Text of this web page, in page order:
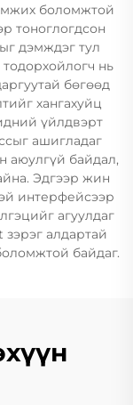
боломжтой
тоноглогдсон
дэмждэг тул
нь
бөгөөд
хангахуйц
үйлдвэрт
ашигладаг
аюулгүй байдал,
Эдгээр жин
интерфейсээр
агуулдаг
алдартай
байдаг.